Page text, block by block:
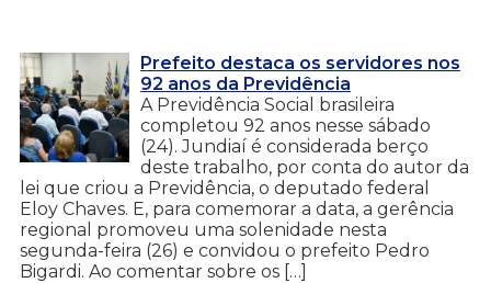
Prefeito destaca os servidores nos
92 anos da Previdência
A Previdência Social brasileira
completou 92 anos nesse sábado
(24). Jundiaí é considerada berço
deste trabalho, por conta do autor da
lei que criou a Previdência, o deputado federal
Eloy Chaves. E, para comemorar a data, a gerência
regional promoveu uma solenidade nesta
segunda-feira (26) e convidou o prefeito Pedro
Bigardi. Ao comentar sobre os […]